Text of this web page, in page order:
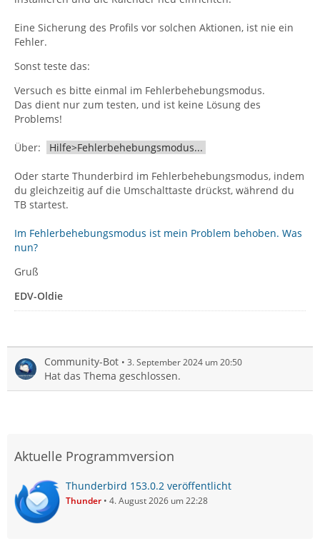
Eine Sicherung des Profils vor solchen Aktionen, ist nie ein
Fehler.
Sonst teste das:
Versuch es bitte einmal im Fehlerbehebungsmodus.
Das dient nur zum testen, und ist keine Lösung des
Problems!
Über: Hilfe>Fehlerbehebungsmodus...
Oder starte Thunderbird im Fehlerbehebungsmodus, indem
du gleichzeitig auf die Umschalttaste drückst, während du
TB startest.
Im Fehlerbehebungsmodus ist mein Problem behoben. Was
nun?
Gruß
EDV-Oldie
Community-Bot 3. September 2024 um 20:50
Hat das Thema geschlossen.
Aktuelle Programmversion
Thunderbird 153.0.2 veröffentlicht
Thunder 4. August 2026 um 22:28